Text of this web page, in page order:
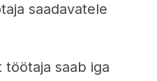
saadavatele
töötaja saab iga